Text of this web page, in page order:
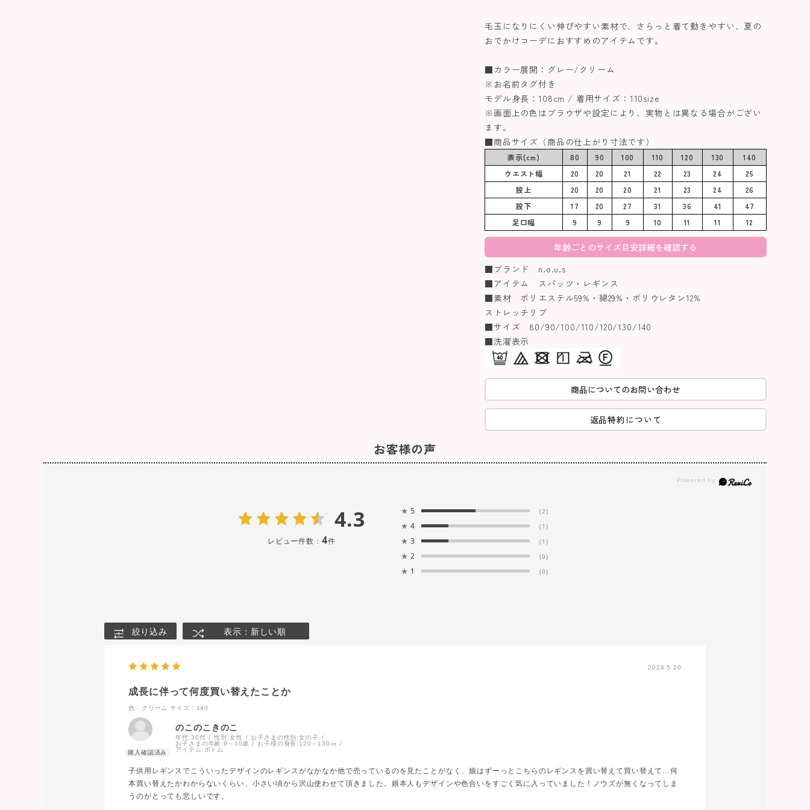
毛玉になりにくい伸びやすい素材で、さらっと着て動きやすい、夏の
おでかけコーデにおすすめのアイテムです。
■カラー展開：グレー/クリーム
※お名前タグ付き
モデル身長：108cm / 着用サイズ：110size
※画面上の色はブラウザや設定により、実物とは異なる場合がござい
ます。
■商品サイズ（商品の仕上がり寸法です）
表示(cm) 80 90 100 110 120 130
140
ウエスト幅
20 20 21 22 23 24
25
股上
20 20 20 21 23 24
26
股下
17 20 27 31 36 41
47
足口幅
9 9 9 10 11 11 12
年齢ごとのサイズ目安詳細を確認する
■ブランド n.o.u.s
■アイテム スパッツ・レギンス
■素材 ポリエステル59%・綿29%・ポリウレタン12%
ストレッチリブ
■サイズ 80/90/100/110/120/130/140
■洗濯表示
商品についてのお問い合わせ
返品特約について
お客様の声
4.3
レビュー件数： 4件
★ 5 (2)
★ 4 (1)
★ 3 (1)
★ 2 (0)
★ 1 (0)
絞り込み 表示：新しい順
2026.5.20
成長に伴って何度買い替えたことか
色：クリーム サイズ：140
のこのこきのこ
年代:30代 性別:女性 お子さまの性別:女の子
お子さまの年齢:9～10歳 お子様の身長: 120～130㎝
アイテム: ボトム
子供用レギンスでこういったデザインのレギンスがなかなか他で売っているのを見たことがなく、娘はずーっとこちらのレギンスを買い替えて買い替えて…何
本買い替えたかわからないくらい、小さい頃から沢山使わせて頂きました。娘本人もデザインや色合いをすごく気に入っていました！ノウズが無くなってしま
うのがとっても悲しいです。